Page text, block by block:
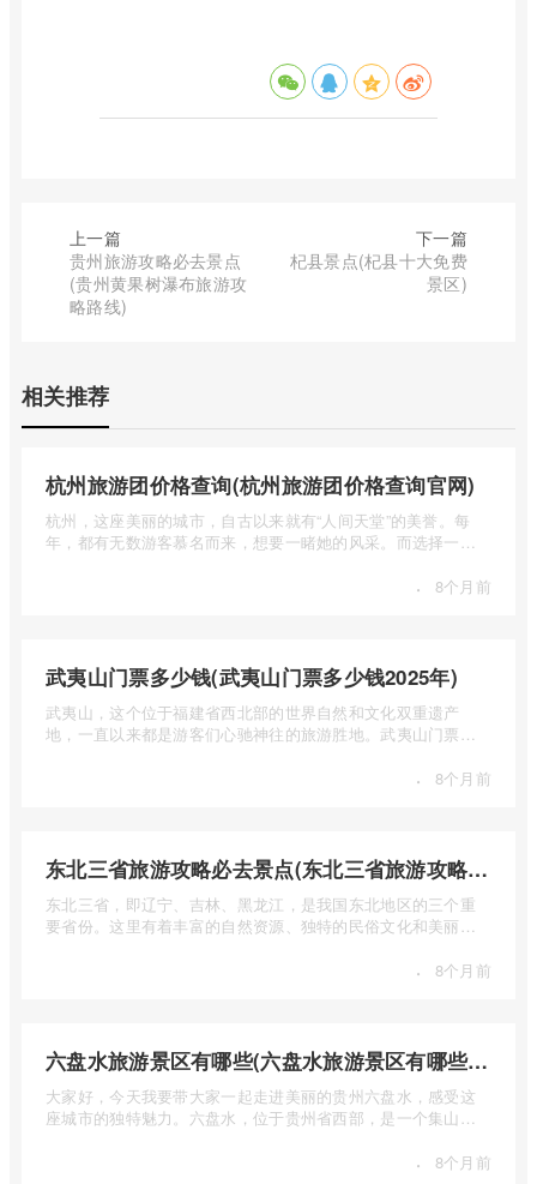
上一篇
贵州旅游攻略必去景点
(贵州黄果树瀑布旅游攻
略路线)
下一篇
杞县景点(杞县十大免费
景区)
相关推荐
杭州旅游团价格查询(杭州旅游团价格查询官网)
杭州，这座美丽的城市，自古以来就有“人间天堂”的美誉。每
年，都有无数游客慕名而来，想要一睹她的风采。而选择一个
· 8个月前
武夷山门票多少钱(武夷山门票多少钱2025年)
武夷山，这个位于福建省西北部的世界自然和文化双重遗产
地，一直以来都是游客们心驰神往的旅游胜地。武夷山门票多
· 8个月前
东北三省旅游攻略必去景点(东北三省旅游攻略必去景点视频介绍)
东北三省，即辽宁、吉林、黑龙江，是我国东北地区的三个重
要省份。这里有着丰富的自然资源、独特的民俗文化和美丽的
· 8个月前
六盘水旅游景区有哪些(六盘水旅游景区有哪些景点值得去)
大家好，今天我要带大家一起走进美丽的贵州六盘水，感受这
座城市的独特魅力。六盘水，位于贵州省西部，是一个集山水
· 8个月前